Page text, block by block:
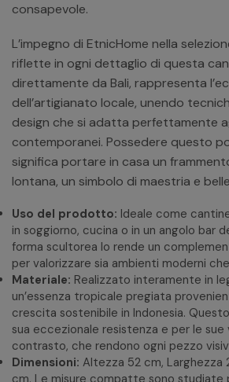
consapevole.
L’impegno di EtnicHome nella
riflette in ogni dettaglio di questa
direttamente da Bali, rappresenta
dell’artigianato locale, unendo
design che si adatta perfettamente
contemporanei. Possedere questo
significa portare in casa un
lontana, un simbolo di maestria e
Uso del prodotto: Ideale come
in soggiorno, cucina o in un angolo bar
forma scultorea lo rende un
per valorizzare sia ambienti moderni
Materiale: Realizzato interamente in
un’essenza tropicale pregiata
crescita sostenibile in Indonesia.
sua eccezionale resistenza e per le sue
contrasto, che rendono ogni pezzo
Dimensioni: Altezza 52 cm, Larghezza
cm. Le misure compatte sono studiate